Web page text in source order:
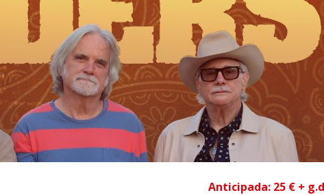
Anticipada: 25 € + g.d